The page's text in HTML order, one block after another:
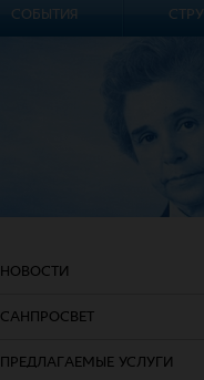
НОВОСТИ
САНПРОСВЕТ
ПРЕДЛАГАЕМЫЕ УСЛУГИ
СОБЫТИЯ